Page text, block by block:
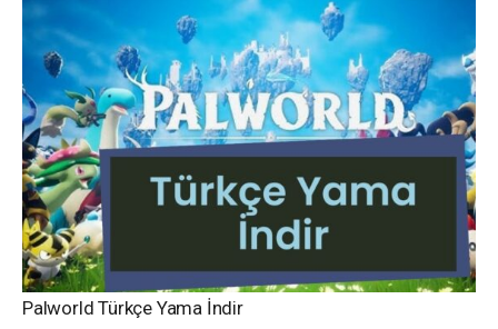
Palworld Türkçe Yama İndir